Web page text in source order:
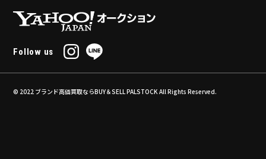
Follow us
© 2022 ブランド高価買取ならBUY＆SELL PALSTOCK All Rights Reserved.